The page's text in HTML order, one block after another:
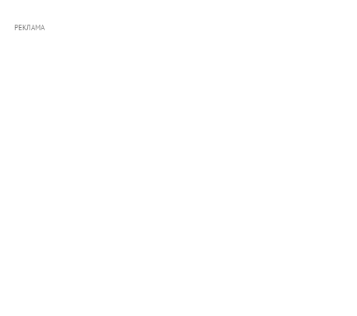
РЕКЛАМА